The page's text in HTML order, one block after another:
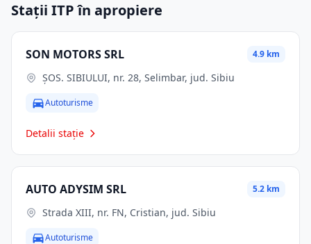
Stații ITP în apropiere
SON MOTORS SRL 4.9 km
ŞOS. SIBIULUI, nr. 28, Selimbar, jud. Sibiu
Autoturisme
Detalii stație
AUTO ADYSIM SRL 5.2 km
Strada XIII, nr. FN, Cristian, jud. Sibiu
Autoturisme